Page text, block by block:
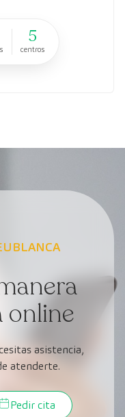
5
centros
online
asistencia,
atenderte.
Pedir cita